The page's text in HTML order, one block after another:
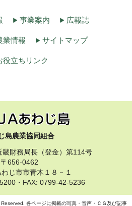
事業案内 広報誌
業情報 サイトマップ
役立ちリンク
島農業協同組合
畿財務局長（登金）第114号
〒656-0462
じ市市青木１８－１
・FAX: 0799-42-5236
各ページに掲載の写真・音声・ＣＧ及び記事